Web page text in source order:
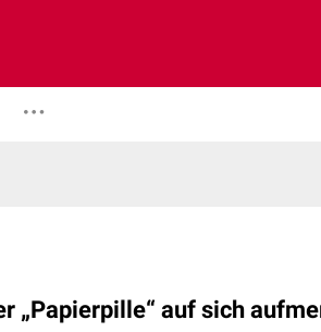
„Papierpille“ auf sich